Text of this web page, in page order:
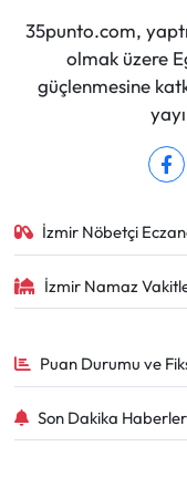
35punto.com,
olmak üzere
güçlenmesine
İzmir Nöbetçi
İzmir Namaz
Puan Durumu ve
Son Dakika